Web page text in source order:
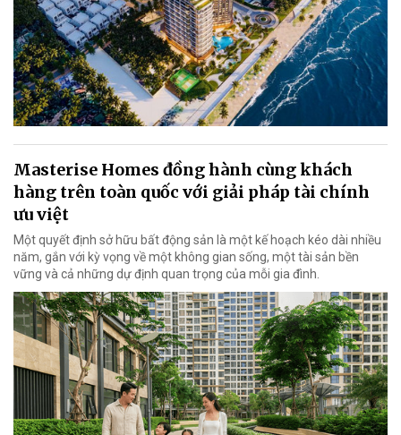
Masterise Homes đồng hành cùng khách
hàng trên toàn quốc với giải pháp tài chính
ưu việt
Một quyết định sở hữu bất động sản là một kế hoạch kéo dài nhiều
năm, gắn với kỳ vọng về một không gian sống, một tài sản bền
vững và cả những dự định quan trọng của mỗi gia đình.